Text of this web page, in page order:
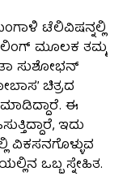
ಟೆಲಿವಿಷನ್ನಲ್ಲಿ
ಮೂಲಕ ತಮ್ಮ
ಸುಶೋಭನ್
ಚಿತ್ರದ
ಈ
ಇದು
ವಿಕಸನಗೊಳ್ಳುವ
ಒಬ್ಬ ಸ್ನೇಹಿತ.